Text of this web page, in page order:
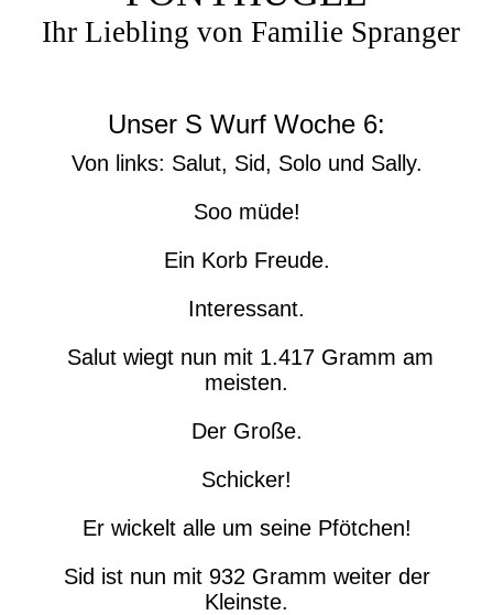
Ihr Liebling von Familie Spranger
Unser S Wurf Woche 6:
Von links: Salut, Sid, Solo und Sally.
Soo müde!
Ein Korb Freude.
Interessant.
Salut wiegt nun mit 1.417 Gramm am
meisten.
Der Große.
Schicker!
Er wickelt alle um seine Pfötchen!
Sid ist nun mit 932 Gramm weiter der
Kleinste.